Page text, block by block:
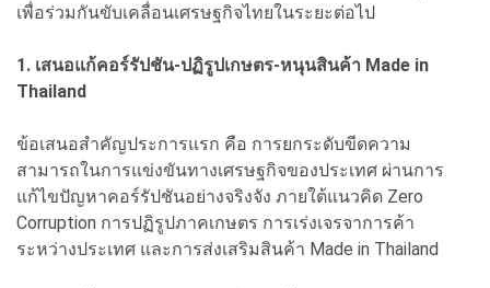
เพื่อร่วมกันขับเคลื่อนเศรษฐกิจไทยในระยะต่อไป
1. เสนอแก้คอร์รัปชัน-ปฏิรูปเกษตร-หนุนสินค้า Made in
Thailand
ข้อเสนอสำคัญประการแรก คือ การยกระดับขีดความ
สามารถในการแข่งขันทางเศรษฐกิจของประเทศ ผ่านการ
แก้ไขปัญหาคอร์รัปชันอย่างจริงจัง ภายใต้แนวคิด Zero
Corruption การปฏิรูปภาคเกษตร การเร่งเจรจาการค้า
ระหว่างประเทศ และการส่งเสริมสินค้า Made in Thailand